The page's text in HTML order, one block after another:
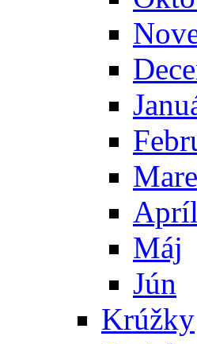
Apríl
Máj
Jún
Krúžky